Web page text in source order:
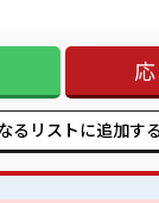
う！
能的な制服アリ≫ 制服
≪未経験の方も大カンゲ
は不安だけど、 しっかり
スキルUP・ステップ
しております！ しっか
るリストに追加する